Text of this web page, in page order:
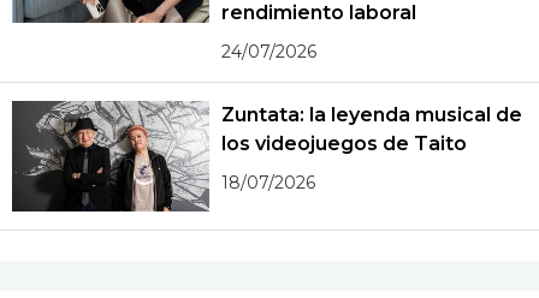
rendimiento laboral
24/07/2026
Zuntata: la leyenda musical de
los videojuegos de Taito
18/07/2026